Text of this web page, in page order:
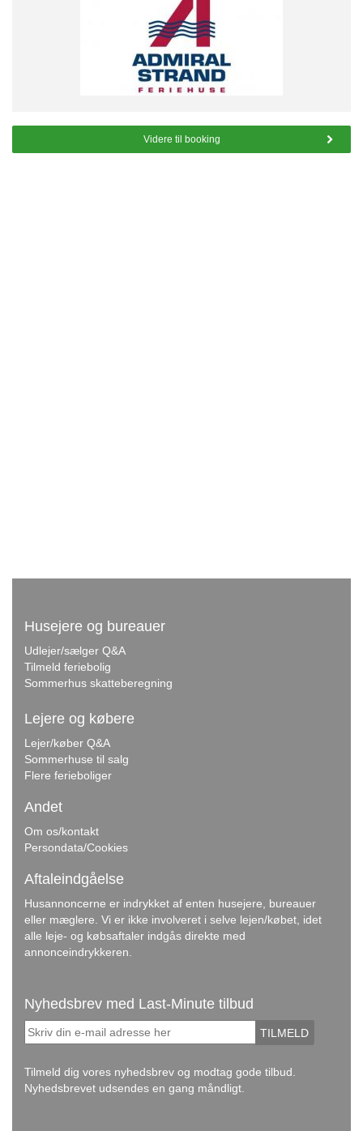
Videre til booking
Husejere og bureauer
Udlejer/sælger Q&A
Tilmeld feriebolig
Sommerhus skatteberegning
Lejere og købere
Lejer/køber Q&A
Sommerhuse til salg
Flere ferieboliger
Andet
Om os/kontakt
Persondata/Cookies
Aftaleindgåelse
Husannoncerne er indrykket af enten husejere, bureauer
eller mæglere. Vi er ikke involveret i selve lejen/købet, idet
alle leje- og købsaftaler indgås direkte med
annonceindrykkeren.
Nyhedsbrev med Last-Minute tilbud
TILMELD
Tilmeld dig vores nyhedsbrev og modtag gode tilbud.
Nyhedsbrevet udsendes en gang måndligt.